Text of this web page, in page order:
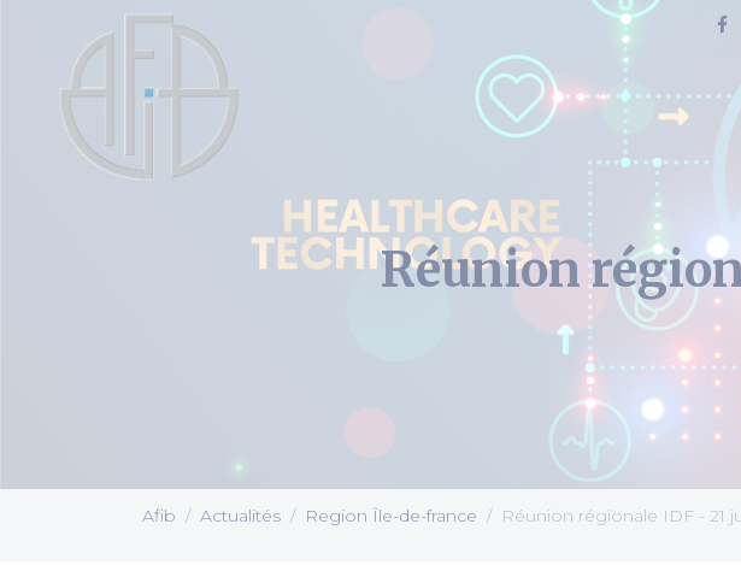
Réunion
Afib Actualités Region Île-de-france Réunion régionale IDF - 21
Cookies management panel